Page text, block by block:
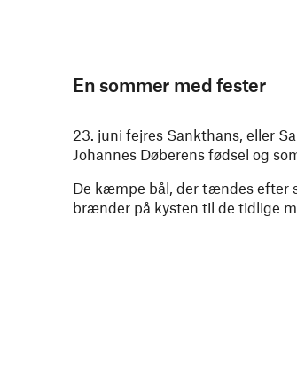
En sommer med fester
23. juni fejres Sankthans, eller
Johannes Døberens fødsel og
De kæmpe bål, der tændes efter
brænder på kysten til de tidlige